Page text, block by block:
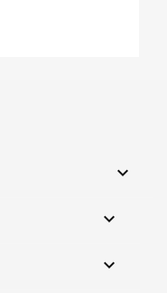


